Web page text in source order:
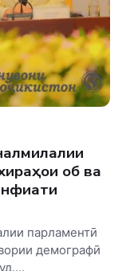
об ва
парламентӣ
демографӣ